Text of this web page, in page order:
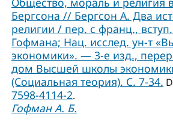
Бергсона // Бергсон А. Два
религии / пер. с франц.,
Гофмана; Нац. исслед. ун-т
экономики». — 3-е изд.,
дом Высшей школы
(Социальная теория). C. 7-34.
7598-4114-2.
Гофман А. Б.